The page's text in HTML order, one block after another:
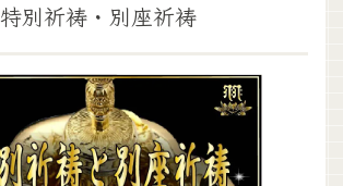
特別祈祷・別座祈祷